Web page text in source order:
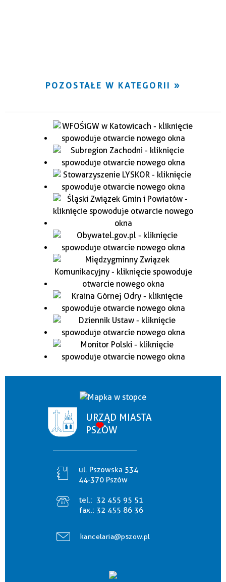
POZOSTAŁE W KATEGORII
URZĄD MIASTA
PSZÓW
ul. Pszowska 534
44-370 Pszów
tel.: 32 455 95 51
fax.: 32 455 86 36
kancelaria@pszow.pl